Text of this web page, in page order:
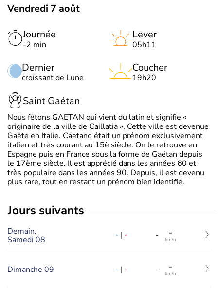
Vendredi 7 août
Journée
-2 min
Dernier
croissant de Lune
Lever
05h11
Coucher
19h20
Saint Gaétan
Nous fêtons GAETAN qui vient du latin et signifie «
originaire de la ville de Caillatia ». Cette ville est devenue
Gaëte en Italie. Caetano était un prénom exclusivement
italien et très courant au 15è siècle. On le retrouve en
Espagne puis en France sous la forme de Gaëtan depuis
le 17ème siècle. Il est apprécié dans les années 60 et
très populaire dans les années 90. Depuis, il est devenu
plus rare, tout en restant un prénom bien identifié.
jours suivants
Demain,
Samedi 08
- | - - -
km/h
Dimanche 09 - | - - -
km/h